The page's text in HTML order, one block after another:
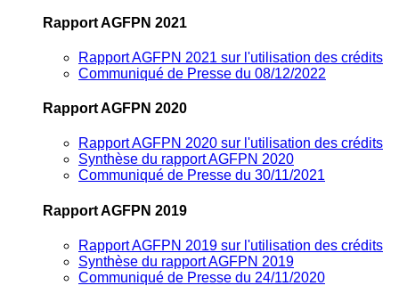
Rapport AGFPN 2021
Rapport AGFPN 2021 sur l'utilisation des crédits
Communiqué de Presse du 08/12/2022
Rapport AGFPN 2020
Rapport AGFPN 2020 sur l'utilisation des crédits
Synthèse du rapport AGFPN 2020
Communiqué de Presse du 30/11/2021
Rapport AGFPN 2019
Rapport AGFPN 2019 sur l'utilisation des crédits
Synthèse du rapport AGFPN 2019
Communiqué de Presse du 24/11/2020